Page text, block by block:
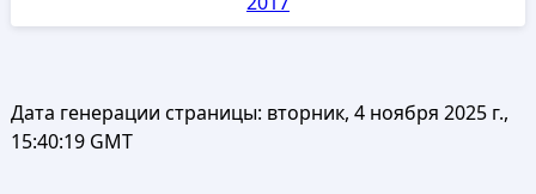
Дата генерации страницы: вторник, 4 ноября 2025 г.,
15:40:19 GMT